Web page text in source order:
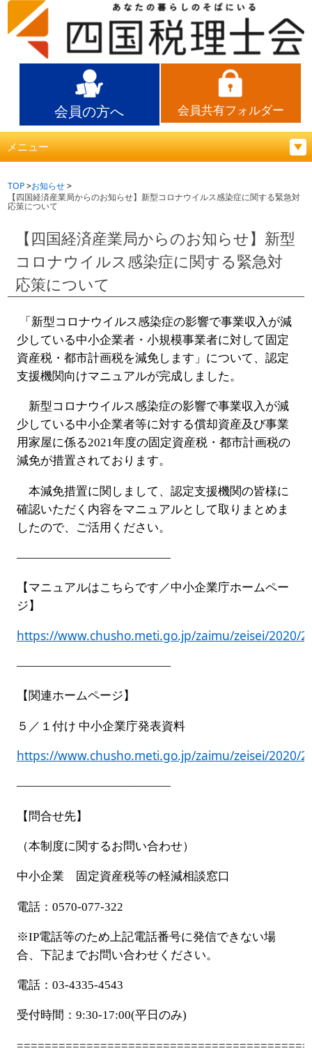
会員の方へ 会員共有フォルダー
メニュー
TOP
お知らせ
【四国経済産業局からのお知らせ】新型コロナウイルス感染症に関する緊急対
応策について
【四国経済産業局からのお知らせ】新型
コロナウイルス感染症に関する緊急対
応策について
「新型コロナウイルス感染症の影響で事業収入が減
少している中小企業者・ 小規模事業者に対して固定
資産税・都市計画税を減免します」 について、認定
支援機関向けマニュアルが完成しました。
新型コロナウイルス感染症の影響で事業収入が減
少している中小企業者等に対する償却資産及び事業
用家屋に係る2021年度の固定資産税・都市計画税の
減免が措置されております。
本減免措置に関しまして、認定支援機関の皆様に
確認いただく内容をマニュ アルとして取りまとめま
したので、ご活用ください。
—————————————
【マニュアルはこちらです／中小企業庁ホームペー
ジ】
https://www.chusho.meti.go.jp/zaimu/zeisei/2020/
—————————————
【関連ホームページ】
５／１付け 中小企業庁発表資料
https://www.chusho.meti.go.jp/zaimu/zeisei/2020/
—————————————
【問合せ先】
（本制度に関するお問い合わせ）
中小企業 固定資産税等の軽減相談窓口
電話： 0570-077-322
※IP電話等のため上記電話番号に発信できない場
合、下記までお問い合わせください。
電話： 03-4335-4543
受付時間： 9:30-17:00(平日のみ)